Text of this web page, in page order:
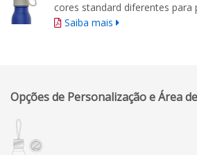
cores standard diferentes para
Saiba mais
Opções de Personalização e Área